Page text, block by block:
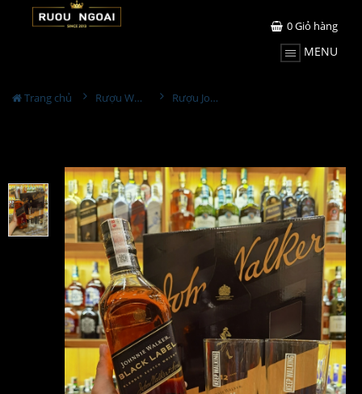
0Giỏ hàng
MENU
Trang chủ Rượu Whisky Rượu Johnnie Walker Black Label Hộp Quà 2023